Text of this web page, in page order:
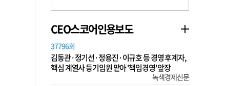
CEO스코어인용보도
37796회
김동관·정기선·정용진·이규호 등 경영 후계자,
핵심 계열사 등기임원 맡아 '책임경영' 앞장
녹색경제신문